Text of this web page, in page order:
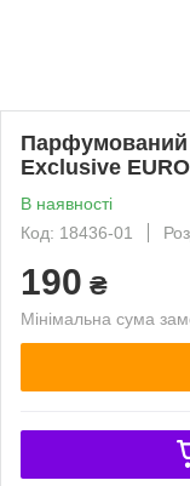
Парфумований
Exclusive
В наявності
Код: 18436-01
190 ₴
Мінімальна сума